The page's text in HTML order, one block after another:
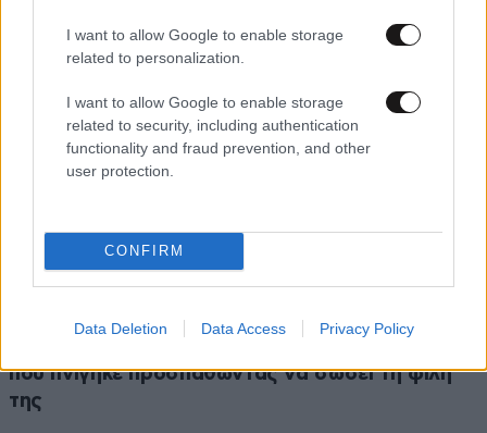
I want to allow Google to enable storage
related to personalization.
I want to allow Google to enable storage
related to security, including authentication
functionality and fraud prevention, and other
user protection.
CONFIRM
Data Deletion Data Access Privacy Policy
Τραγωδία στα Μάλια: «Ο πανικός τη σκότωσε»
που πνίγηκε προσπαθώντας να σώσει τη φίλη
της